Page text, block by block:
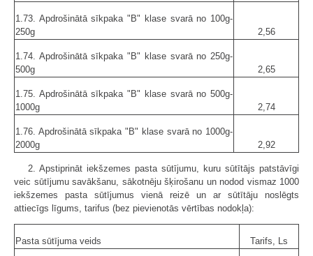
1.73. Apdrošinātā sīkpaka "B" klase svarā no 100g-
250g
2,56
1.74. Apdrošinātā sīkpaka "B" klase svarā no 250g-
500g
2,65
1.75. Apdrošinātā sīkpaka "B" klase svarā no 500g-
1000g
2,74
1.76. Apdrošinātā sīkpaka "B" klase svarā no 1000g-
2000g
2,92
2. Apstiprināt iekšzemes pasta sūtījumu, kuru sūtītājs patstāvīgi
veic sūtījumu savākšanu, sākotnēju šķirošanu un nodod vismaz 1000
iekšzemes pasta sūtījumus vienā reizē un ar sūtītāju noslēgts
attiecīgs līgums, tarifus (bez pievienotās vērtības nodokļa):
Pasta sūtījuma veids Tarifs, Ls